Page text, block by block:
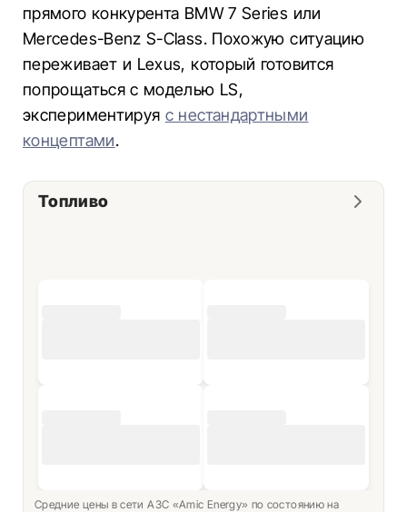
прямого конкурента BMW 7 Series или
Mercedes-Benz S-Class. Похожую ситуацию
переживает и Lexus, который готовится
попрощаться с моделью LS,
экспериментируя с нестандартными
концептами.
Топливо
Средние цены в сети АЗС «Amic Energy» по состоянию на